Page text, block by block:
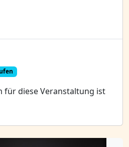
für diese Veranstaltung ist